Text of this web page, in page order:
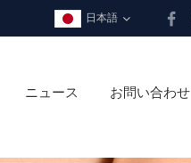
日本語
ニュース お問い合わせ